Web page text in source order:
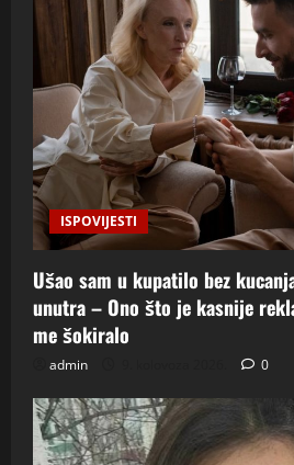
ISPOVIJESTI
Ušao sam u kupatilo bez
unutra – Ono što je kasnije
me šokiralo
admin 0